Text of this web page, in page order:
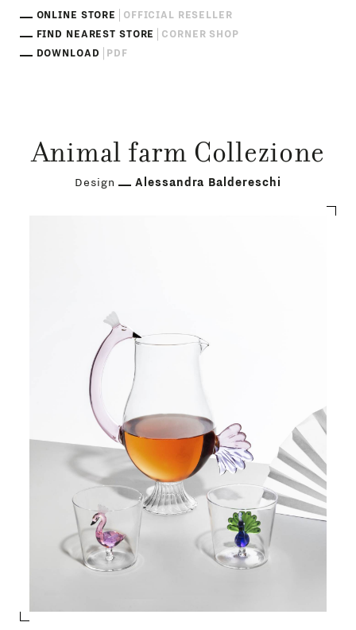
ONLINE STORE
OFFICIAL RESELLER
FIND NEAREST STORE
CORNER SHOP
DOWNLOAD
PDF
Animal farm Collezione
Design Alessandra Baldereschi